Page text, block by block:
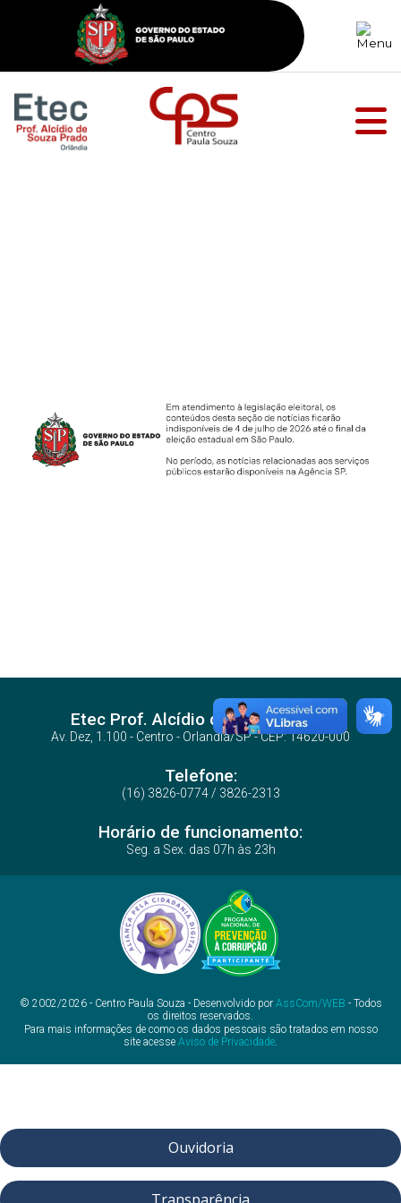
Etec Prof. Alcídio de Souza Prado
Av. Dez, 1.100 - Centro - Orlandia/SP - CEP: 14620-000
Telefone:
(16) 3826-0774 / 3826-2313
Horário de funcionamento:
Seg. a Sex. das 07h às 23h
© 2002/2026 - Centro Paula Souza - Desenvolvido por AssCom/WEB - Todos
os direitos reservados.
Para mais informações de como os dados pessoais são tratados em nosso
site acesse Aviso de Privacidade.
Ouvidoria